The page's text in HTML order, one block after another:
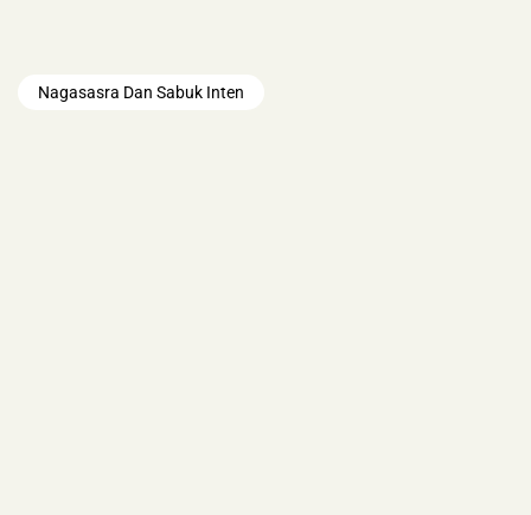
Nagasasra Dan Sabuk Inten